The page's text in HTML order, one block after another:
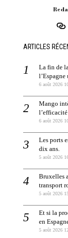
ARTICLES
La fin de
6 août 2026
Mango
6 août 2026
Les ports
dix ans.
5 août 2026
Bruxelles
transport
5 août 2026
Et si la
en
5 août 2026